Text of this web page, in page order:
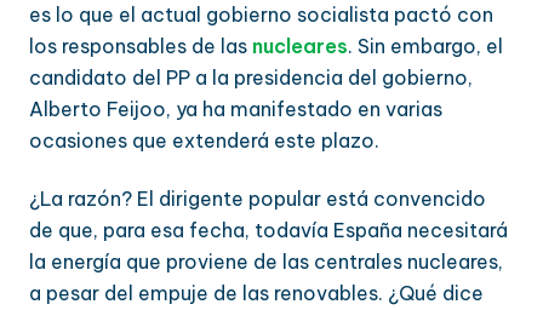
es lo que el actual gobierno socialista pactó con
los responsables de las nucleares. Sin embargo, el
candidato del PP a la presidencia del gobierno,
Alberto Feijoo, ya ha manifestado en varias
ocasiones que extenderá este plazo.
¿La razón? El dirigente popular está convencido
de que, para esa fecha, todavía España necesitará
la energía que proviene de las centrales nucleares,
a pesar del empuje de las renovables. ¿Qué dice